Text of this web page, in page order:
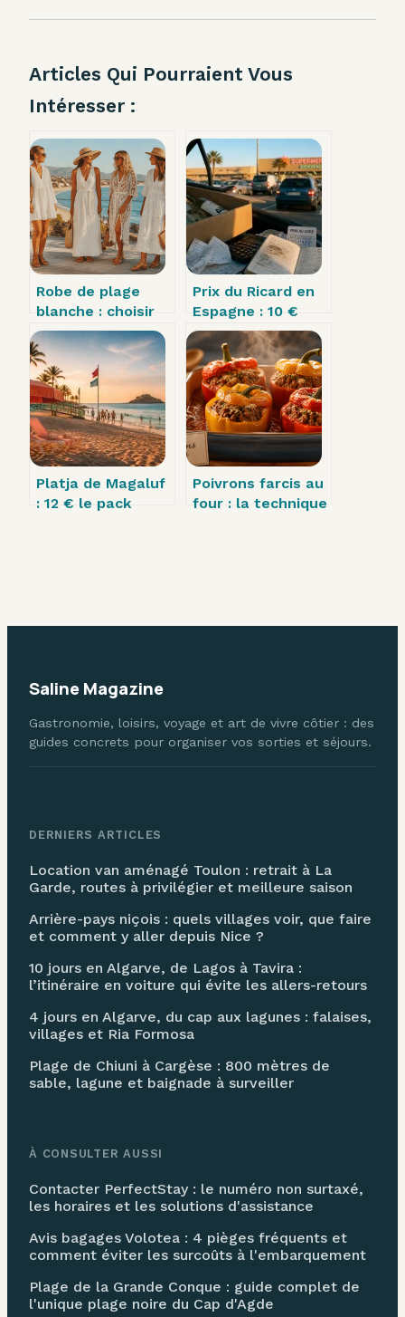
Articles Qui Pourraient Vous
Intéresser :
Robe de plage
blanche : choisir
la coupe parfaite
et dompter la
transparence
Prix du Ricard en
Espagne : 10 €
d’économie par
litre et les pièges
de la douane
Platja de Magaluf
: 12 € le pack
Poivrons farcis au
four : la technique
Saline Magazine
Gastronomie, loisirs, voyage et art de vivre côtier : des
guides concrets pour organiser vos sorties et séjours.
DERNIERS ARTICLES
Location van aménagé Toulon : retrait à La
Garde, routes à privilégier et meilleure saison
Arrière-pays niçois : quels villages voir, que faire
et comment y aller depuis Nice ?
10 jours en Algarve, de Lagos à Tavira :
l’itinéraire en voiture qui évite les allers-retours
4 jours en Algarve, du cap aux lagunes : falaises,
villages et Ria Formosa
Plage de Chiuni à Cargèse : 800 mètres de
sable, lagune et baignade à surveiller
À CONSULTER AUSSI
Contacter PerfectStay : le numéro non surtaxé,
les horaires et les solutions d'assistance
Avis bagages Volotea : 4 pièges fréquents et
comment éviter les surcoûts à l'embarquement
Plage de la Grande Conque : guide complet de
l'unique plage noire du Cap d'Agde